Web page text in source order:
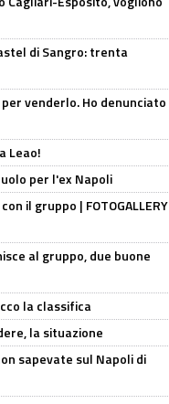
di Sangro: trenta
venderlo. Ho denunciato
Leao!
per l'ex Napoli
il gruppo | FOTOGALLERY
al gruppo, due buone
la classifica
la situazione
sapevate sul Napoli di